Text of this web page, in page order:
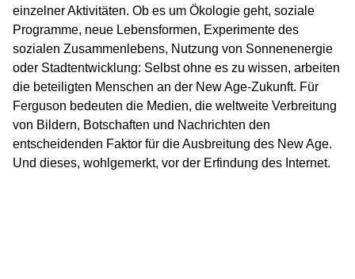
einzelner Aktivitäten. Ob es um Ökologie geht, soziale
Programme, neue Lebensformen, Experimente des
sozialen Zusammenlebens, Nutzung von Sonnenenergie
oder Stadtentwicklung: Selbst ohne es zu wissen, arbeiten
die beteiligten Menschen an der New Age-Zukunft. Für
Ferguson bedeuten die Medien, die weltweite Verbreitung
von Bildern, Botschaften und Nachrichten den
entscheidenden Faktor für die Ausbreitung des New Age.
Und dieses, wohlgemerkt, vor der Erfindung des Internet.